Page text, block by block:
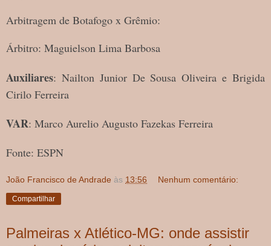
Arbitragem de Botafogo x Grêmio:
Árbitro: Maguielson Lima Barbosa
Auxiliares: Nailton Junior De Sousa Oliveira e Brigida
Cirilo Ferreira
VAR: Marco Aurelio Augusto Fazekas Ferreira
Fonte: ESPN
João Francisco de Andrade às 13:56 Nenhum comentário:
Compartilhar
Palmeiras x Atlético-MG: onde assistir